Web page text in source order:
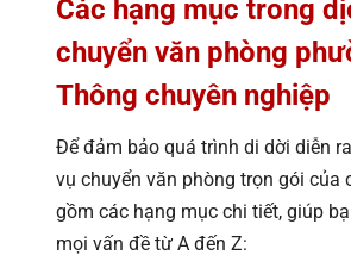
Các hạng mục trong
chuyển văn phòng
Thông chuyên nghiệp
Để đảm bảo quá trình di dời diễn
vụ chuyển văn phòng trọn gói của
gồm các hạng mục chi tiết, giúp
mọi vấn đề từ A đến Z: